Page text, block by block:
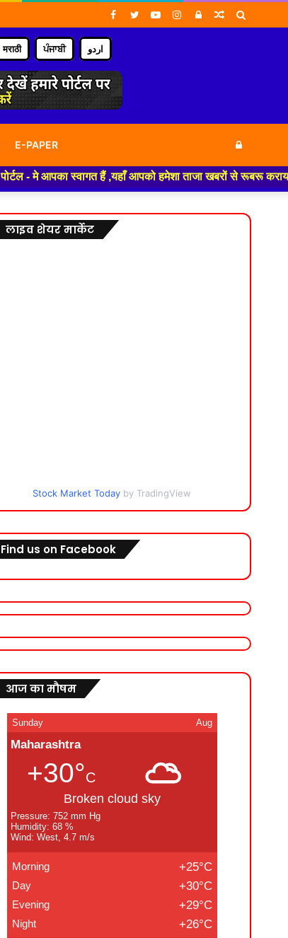
Random
Log
Instagram
YouTube
Twitter
Facebook
मराठी ਪੰਜਾਬੀ اردو
E-PAPER Log
In
स्वागत हैं ,यहाँ आपको हमेशा ताजा खबरों से रूबरू कराया जाएगा ,
लाइव शेयर मार्केट
Stock Market Today by TradingView
Find us on Facebook
आज का मौषम
Sunday Aug
Maharashtra
+30°C
Broken cloud sky
Pressure: 752 mm Hg
Humidity: 68 %
Wind: West, 4.7 m/s
Morning +25°C
Day +30°C
Evening +29°C
Night +26°C